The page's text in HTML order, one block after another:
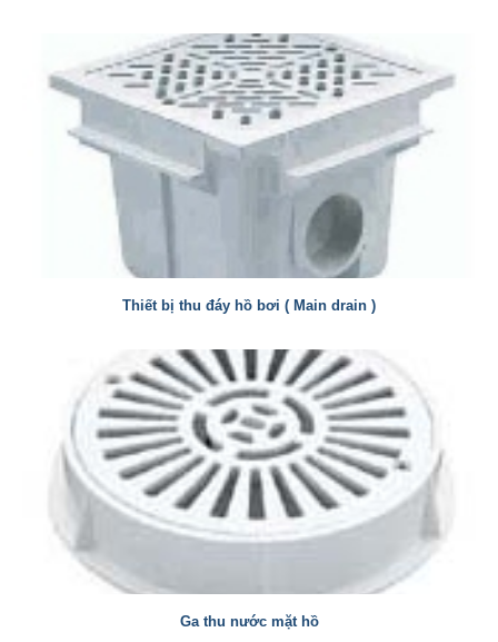
Thiết bị thu đáy hồ bơi ( Main drain )
Ga thu nước mặt hồ